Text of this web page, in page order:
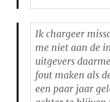
Ik chargeer
me niet aan de
uitgevers
fout maken als
een paar jaar